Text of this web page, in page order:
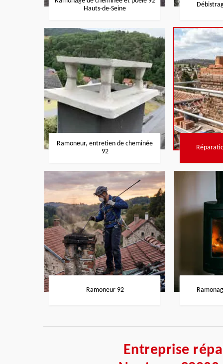
Hauts-de-Seine
Ramoneur, entretien de cheminée
92
Ramoneur 92
Entreprise